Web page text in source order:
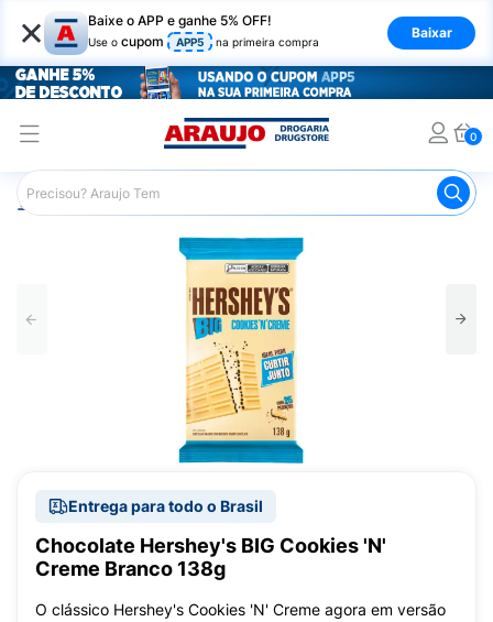
× Baixe o APP e ganhe 5% OFF!
Use o cupom APP5 na primeira compra
Baixar
0
Araujo Mercado Tablete de Chocolate
Entrega para todo o Brasil
Chocolate Hershey's BIG Cookies 'N'
Creme Branco 138g
O clássico Hershey's Cookies 'N' Creme agora em versão